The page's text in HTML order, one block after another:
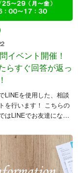
場410
1304
護専門学校
イベント開催！
らすぐ回答が返っ
LINEを使用した、相談
を行います！ こちらの
はLINEでお友達になっ
いたします。 この機会
の内容や、入学方法、
など気になることは